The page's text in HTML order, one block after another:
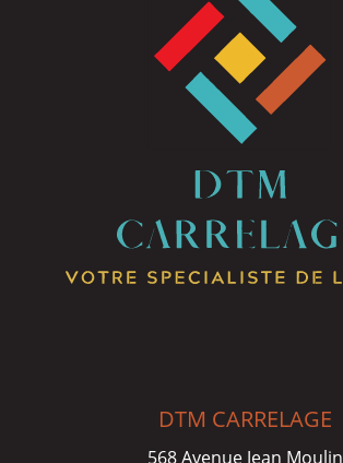
DTM CARRELAGE
568 Avenue Jean Moulin